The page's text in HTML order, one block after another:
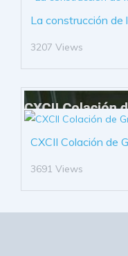
La construcción
3207 Views
CXCII Colación de
3691 Views